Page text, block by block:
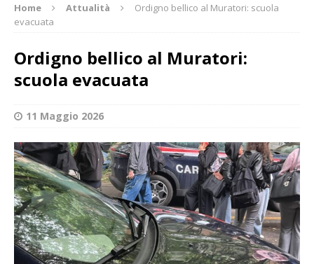
Home Attualità
Ordigno bellico al Muratori: scuola
evacuata
Ordigno bellico al Muratori:
scuola evacuata
11 Maggio 2026